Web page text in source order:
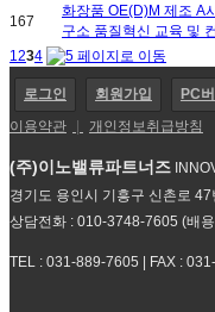
167
화장품 OE(D)M 제조 A
구소 품질혁신 교육 및
1 234
로그인 회원가입 PC
이용약관
개인정보취급방침
(주)이노밸류파트너즈
경기도 용인시 기흥구 신촌로
상담전화 : 010-3748-7605 (배
TEL : 031-889-7605 | FAX :